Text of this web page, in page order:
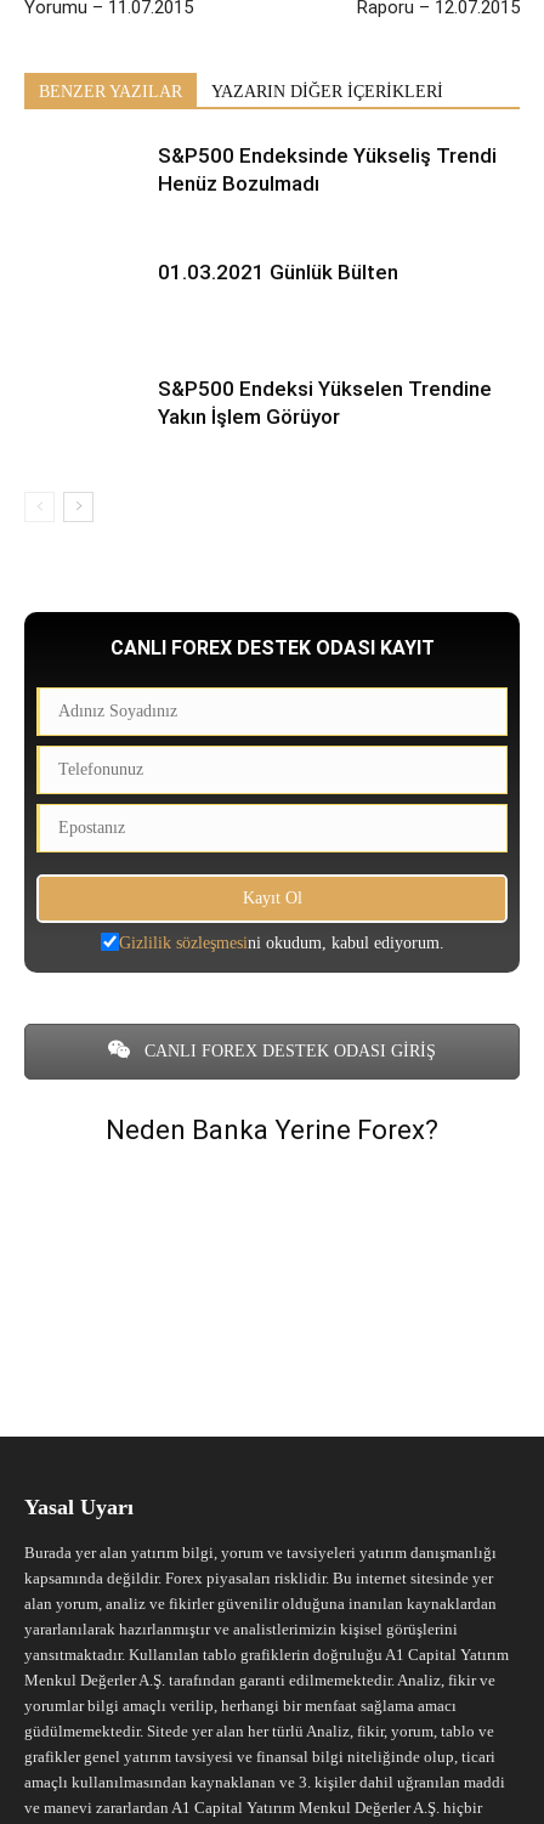
Yorumu – 11.07.2015
Raporu – 12.07.2015
BENZER YAZILAR YAZARIN DİĞER İÇERİKLERİ
S&P500 Endeksinde Yükseliş Trendi
Henüz Bozulmadı
01.03.2021 Günlük Bülten
S&P500 Endeksi Yükselen Trendine
Yakın İşlem Görüyor
CANLI FOREX DESTEK ODASI KAYIT
Gizlilik sözleşmesini okudum, kabul ediyorum.
CANLI FOREX DESTEK ODASI GİRİŞ
Neden Banka Yerine Forex?
Yasal Uyarı
Burada yer alan yatırım bilgi, yorum ve tavsiyeleri yatırım danışmanlığı
kapsamında değildir. Forex piyasaları risklidir. Bu internet sitesinde yer
alan yorum, analiz ve fikirler güvenilir olduğuna inanılan kaynaklardan
yararlanılarak hazırlanmıştır ve analistlerimizin kişisel görüşlerini
yansıtmaktadır. Kullanılan tablo grafiklerin doğruluğu A1 Capital Yatırım
Menkul Değerler A.Ş. tarafından garanti edilmemektedir. Analiz, fikir ve
yorumlar bilgi amaçlı verilip, herhangi bir menfaat sağlama amacı
güdülmemektedir. Sitede yer alan her türlü Analiz, fikir, yorum, tablo ve
grafikler genel yatırım tavsiyesi ve finansal bilgi niteliğinde olup, ticari
amaçlı kullanılmasından kaynaklanan ve 3. kişiler dahil uğranılan maddi
ve manevi zararlardan A1 Capital Yatırım Menkul Değerler A.Ş. hiçbir